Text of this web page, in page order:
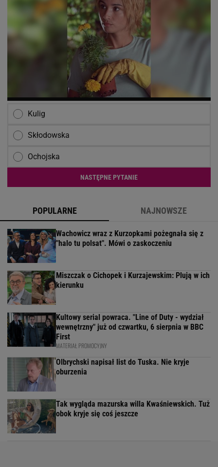
Kulig
Skłodowska
Ochojska
NASTĘPNE PYTANIE
POPULARNE NAJNOWSZE
Wachowicz wraz z Kurzopkami pożegnała się z
"halo tu polsat". Mówi o zaskoczeniu
Miszczak o Cichopek i Kurzajewskim: Plują w ich
kierunku
Kultowy serial powraca. "Line of Duty - wydział
wewnętrzny" już od czwartku, 6 sierpnia w BBC
First
MATERIAŁ PROMOCYJNY
Olbrychski napisał list do Tuska. Nie kryje
oburzenia
Tak wygląda mazurska willa Kwaśniewskich. Tuż
obok kryje się coś jeszcze